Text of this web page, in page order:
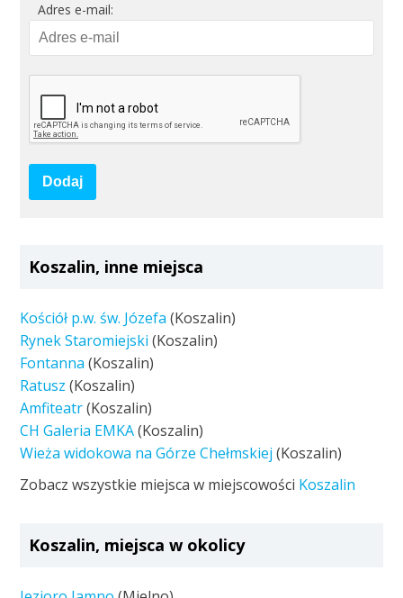
Adres e-mail:
Dodaj
Koszalin, inne miejsca
Kościół p.w. św. Józefa (Koszalin)
Rynek Staromiejski (Koszalin)
Fontanna (Koszalin)
Ratusz (Koszalin)
Amfiteatr(Koszalin)
CH Galeria EMKA(Koszalin)
Wieża widokowa na Górze Chełmskiej (Koszalin)
Zobacz wszystkie miejsca w miejscowości Koszalin
Koszalin, miejsca w okolicy